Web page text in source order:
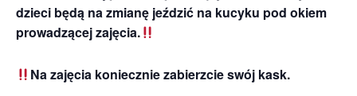
dzieci będą na zmianę jeździć na kucyku pod okiem
prowadzącej zajęcia.
Na zajęcia koniecznie zabierzcie swój kask.